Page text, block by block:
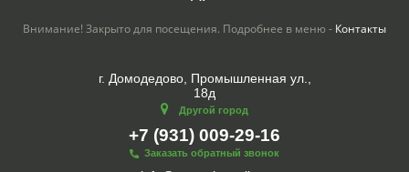
Внимание! Закрыто для посещения. Подробнее в меню - Контакты
г. Домодедово, Промышленная ул.,
18д
Другой город
+7 (931) 009-29-16
Заказать обратный звонок